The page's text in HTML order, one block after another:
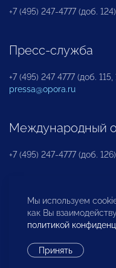
+7 (495) 247-4777 (доб. 124)
Пресс-служба
+7 (495) 247 4777 (доб. 115,
pressa@opora.ru
Международный
+7 (495) 247-4777 (доб. 126)
Бюро по защите
инвесторов
Мы используем
как Вы
политикой
Принять